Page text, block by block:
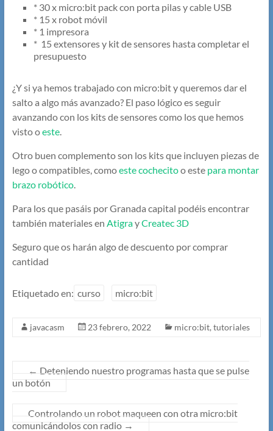
* 30 x micro:bit pack con porta pilas y cable USB
* 15 x robot móvil
* 1 impresora
* 15 extensores y kit de sensores hasta completar el
presupuesto
¿Y si ya hemos trabajado con micro:bit y queremos dar el
salto a algo más avanzado? El paso lógico es seguir
avanzando con los kits de sensores como los que hemos
visto oeste.
Otro buen complemento son los kits que incluyen piezas de
lego o compatibles, comoeste cochecitoo este para montar
brazo robótico.
Para los que pasáis por Granada capital podéis encontrar
también materiales en AtigrayCreatec 3D
Seguro que os harán algo de descuento por comprar
cantidad
Etiquetado en: curso micro:bit
javacasm 23 febrero, 2022 micro:bit, tutoriales
← Deteniendo nuestro programas hasta que se pulse
un botón
Controlando un robot maqueen con otra micro:bit
comunicándolos con radio →